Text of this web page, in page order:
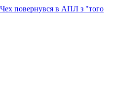
повернувся в АПЛ з "того